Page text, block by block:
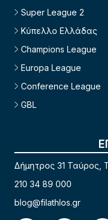
Super League 2
Κύπελλο Ελλάδας
Champions League
Europa League
Conference League
GBL
Δήμητρος 31 Ταύρος,
210 34 89 000
blog@filathlos.gr